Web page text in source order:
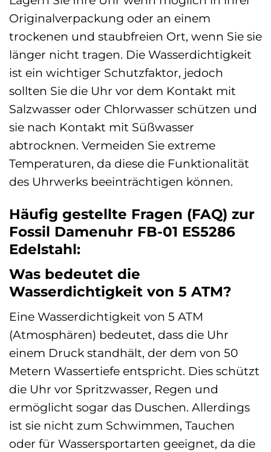
Originalverpackung oder an einem
trockenen und staubfreien Ort, wenn Sie sie
länger nicht tragen. Die Wasserdichtigkeit
ist ein wichtiger Schutzfaktor, jedoch
sollten Sie die Uhr vor dem Kontakt mit
Salzwasser oder Chlorwasser schützen und
sie nach Kontakt mit Süßwasser
abtrocknen. Vermeiden Sie extreme
Temperaturen, da diese die Funktionalität
des Uhrwerks beeinträchtigen können.
Häufig gestellte Fragen (FAQ) zur
Fossil Damenuhr FB-01 ES5286
Edelstahl:
Was bedeutet die
Wasserdichtigkeit von 5 ATM?
Eine Wasserdichtigkeit von 5 ATM
(Atmosphären) bedeutet, dass die Uhr
einem Druck standhält, der dem von 50
Metern Wassertiefe entspricht. Dies schützt
die Uhr vor Spritzwasser, Regen und
ermöglicht sogar das Duschen. Allerdings
ist sie nicht zum Schwimmen, Tauchen
oder für Wassersportarten geeignet, da die